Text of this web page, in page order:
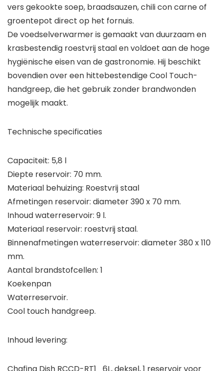
vers gekookte soep, braadsauzen, chili con carne of
groentepot direct op het fornuis.
De voedselverwarmer is gemaakt van duurzaam en
krasbestendig roestvrij staal en voldoet aan de hoge
hygiënische eisen van de gastronomie. Hij beschikt
bovendien over een hittebestendige Cool Touch-
handgreep, die het gebruik zonder brandwonden
mogelijk maakt.
Technische specificaties
Capaciteit: 5,8 l
Diepte reservoir: 70 mm.
Materiaal behuizing: Roestvrij staal
Afmetingen reservoir: diameter 390 x 70 mm.
Inhoud waterreservoir: 9 l.
Materiaal reservoir: roestvrij staal.
Binnenafmetingen waterreservoir: diameter 380 x 110
mm.
Aantal brandstofcellen: 1
Koekenpan
Waterreservoir.
Cool touch handgreep.
Inhoud levering: